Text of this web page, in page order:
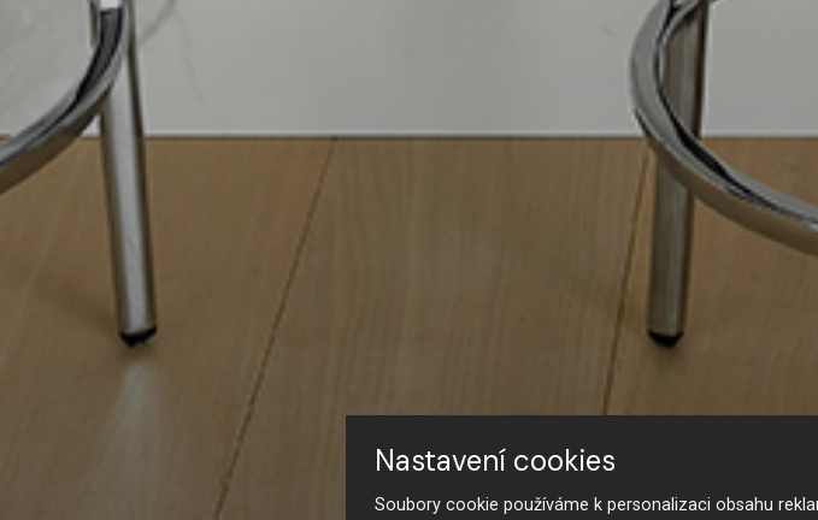
Nastavení cookies
Soubory cookie používáme k personalizaci obsahu